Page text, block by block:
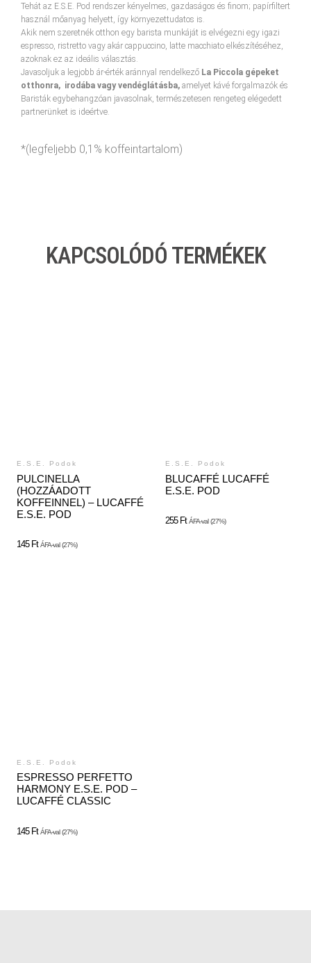
Tehát az E.S.E. Pod rendszer kényelmes, gazdaságos és finom; papírfiltert
használ mőanyag helyett, így környezettudatos is.
Akik nem szeretnék otthon egy barista munkáját is elvégezni egy igazi
espresso, ristretto vagy akár cappuccino, latte macchiato elkészítéséhez,
azoknak ez az ideális választás.
Javasoljuk a legjobb ár-érték aránnyal rendelkező La Piccola gépeket
otthonra, irodába vagy vendéglátásba, amelyet kávé forgalmazók és
Baristák egybehangzóan javasolnak, természetesen rengeteg elégedett
partnerünket is ideértve.
*(legfeljebb 0,1% koffeintartalom)
KAPCSOLÓDÓ TERMÉKEK
E.S.E. Podok
PULCINELLA
(HOZZÁADOTT
KOFFEINNEL) – LUCAFFÉ
E.S.E. POD
145 Ft ÁFA-val (27%)
E.S.E. Podok
BLUCAFFÉ LUCAFFÉ
E.S.E. POD
255 Ft ÁFA-val (27%)
E.S.E. Podok
ESPRESSO PERFETTO
HARMONY E.S.E. POD –
LUCAFFÉ CLASSIC
145 Ft ÁFA-val (27%)